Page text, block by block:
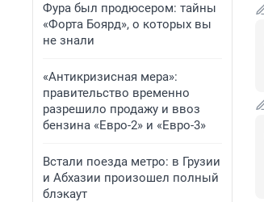
Фура был продюсером: тайны
«Форта Боярд», о которых вы
не знали
«Антикризисная мера»:
правительство временно
разрешило продажу и ввоз
бензина «Евро-2» и «Евро-3»
Встали поезда метро: в Грузии
и Абхазии произошел полный
блэкаут